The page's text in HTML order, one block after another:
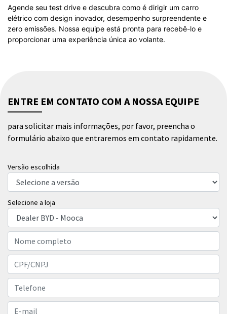
Agende seu test drive e descubra como é dirigir um carro
elétrico com design inovador, desempenho surpreendente e
zero emissões. Nossa equipe está pronta para recebê-lo e
proporcionar uma experiência única ao volante.
ENTRE EM CONTATO COM A NOSSA EQUIPE
para solicitar mais informações, por favor, preencha o
formulário abaixo que entraremos em contato rapidamente.
Versão escolhida
Selecione a loja